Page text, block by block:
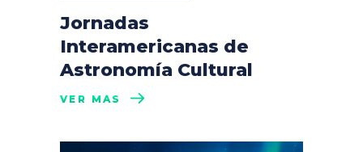
Jornadas
Interamericanas de
Astronomía Cultural
VER MÁS